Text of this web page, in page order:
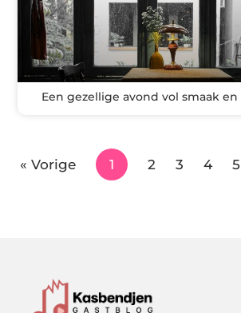
Een gezellige avond vol smaak
« Vorige 1 2 3 4 5